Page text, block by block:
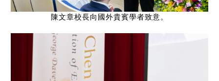
陳文章校長向國外貴賓學者致意。